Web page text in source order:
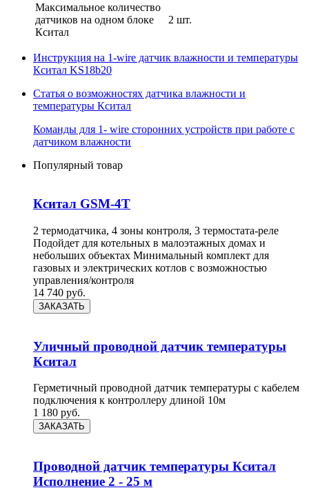
Максимальное количество
датчиков на одном блоке
Кситал
2 шт.
Инструкция на 1-wire датчик влажности и температуры
Кситал KS18b20
Статья о возможностях датчика влажности и
температуры Кситал
Команды для 1- wire сторонних устройств при работе с
датчиком влажности
Популярный товар
Кситал GSM-4T
2 термодатчика, 4 зоны контроля, 3 термостата-реле
Подойдет для котельных в малоэтажных домах и
небольших объектах Минимальный комплект для
газовых и электрических котлов с возможностью
управления/контроля
14 740 руб.
ЗАКАЗАТЬ
Уличный проводной датчик температуры
Кситал
Герметичный проводной датчик температуры с кабелем
подключения к контроллеру длиной 10м
1 180 руб.
ЗАКАЗАТЬ
Проводной датчик температуры Кситал
Исполнение 2 - 25 м